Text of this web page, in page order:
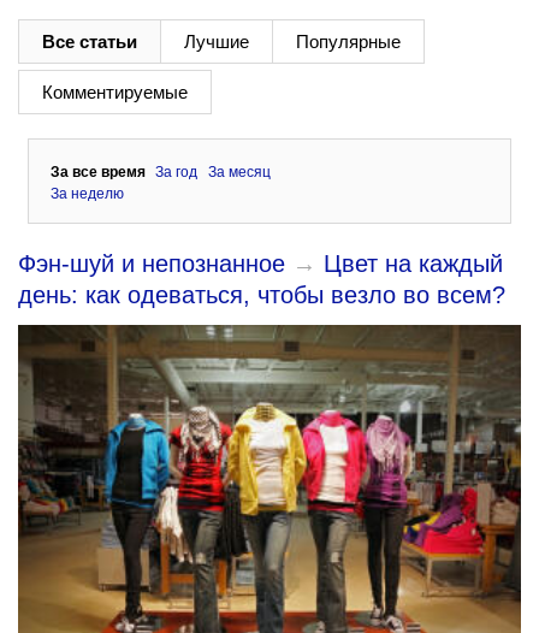
Все статьи Лучшие Популярные
Комментируемые
За все время За год
За месяц
За неделю
Фэн-шуй и непознанное → Цвет на каждый
день: как одеваться, чтобы везло во всем?